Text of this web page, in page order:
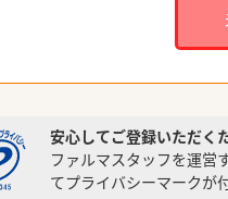
安心してご登録いただく
ファルマスタッフを運営
てプライバシーマークが